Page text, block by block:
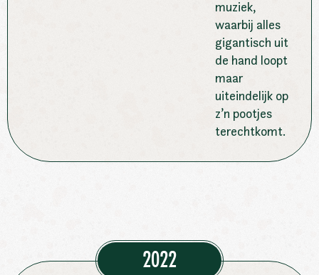
muziek,
waarbij alles
gigantisch uit
de hand loopt
maar
uiteindelijk op
z’n pootjes
terechtkomt.
2022